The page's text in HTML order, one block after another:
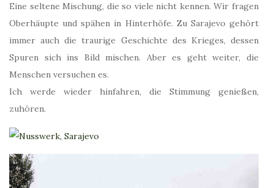
Eine seltene Mischung, die so viele nicht kennen. Wir fragen
Oberhäupte und spähen in Hinterhöfe. Zu Sarajevo gehört
immer auch die traurige Geschichte des Krieges, dessen
Spuren sich ins Bild mischen. Aber es geht weiter, die
Menschen versuchen es.
Ich werde wieder hinfahren, die Stimmung genießen,
zuhören.